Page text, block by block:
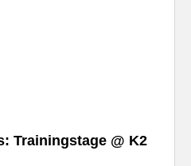
Trainingstage @ K2